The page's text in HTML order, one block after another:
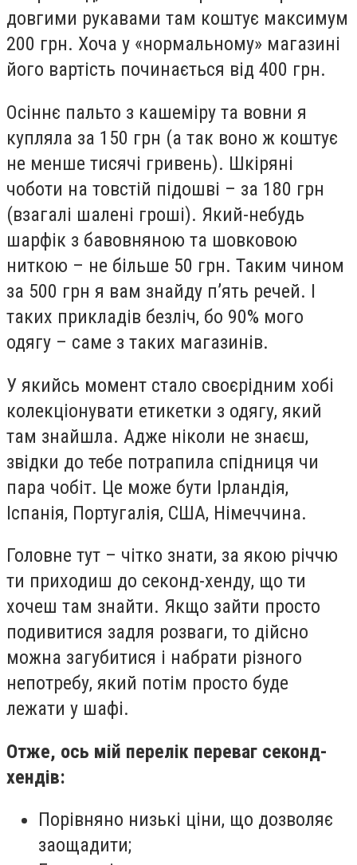
довгими рукавами там коштує максимум
200 грн. Хоча у «нормальному» магазині
його вартість починається від 400 грн.
Осіннє пальто з кашеміру та вовни я
купляла за 150 грн (а так воно ж коштує
не менше тисячі гривень). Шкіряні
чоботи на товстій підошві – за 180 грн
(взагалі шалені гроші). Який-небудь
шарфік з бавовняною та шовковою
ниткою – не більше 50 грн. Таким чином
за 500 грн я вам знайду п’ять речей. І
таких прикладів безліч, бо 90% мого
одягу – саме з таких магазинів.
У якийсь момент стало своєрідним хобі
колекціонувати етикетки з одягу, який
там знайшла. Адже ніколи не знаєш,
звідки до тебе потрапила спідниця чи
пара чобіт. Це може бути Ірландія,
Іспанія, Португалія, США, Німеччина.
Головне тут – чітко знати, за якою річчю
ти приходиш до секонд-хенду, що ти
хочеш там знайти. Якщо зайти просто
подивитися задля розваги, то дійсно
можна загубитися і набрати різного
непотребу, який потім просто буде
лежати у шафі.
Отже, ось мій перелік переваг секонд-
хендів:
Порівняно низькі ціни, що дозволяє
заощадити;